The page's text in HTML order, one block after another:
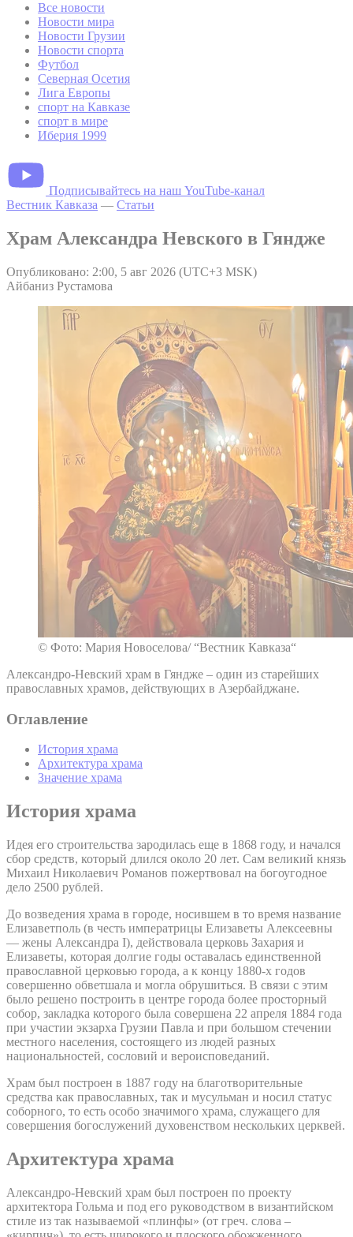
Все новости
Новости мира
Новости Грузии
Новости спорта
Футбол
Северная Осетия
Лига Европы
спорт на Кавказе
спорт в мире
Иберия 1999
Подписывайтесь на наш YouTube-канал
Вестник Кавказа — Статьи
Храм Александра Невского в Гяндже
Опубликовано: 2:00, 5 авг 2026 (UTC+3 MSK)
Айбаниз Рустамова
© Фото: Мария Новоселова/ “Вестник Кавказа“
Александро-Невский храм в Гяндже – один из старейших
православных храмов, действующих в Азербайджане.
Оглавление
История храма
Архитектура храма
Значение храма
История храма
Идея его строительства зародилась еще в 1868 году, и начался
сбор средств, который длился около 20 лет. Сам великий князь
Михаил Николаевич Романов пожертвовал на богоугодное
дело 2500 рублей.
До возведения храма в городе, носившем в то время название
Елизаветполь (в честь императрицы Елизаветы Алексеевны
— жены Александра I), действовала церковь Захария и
Елизаветы, которая долгие годы оставалась единственной
православной церковью города, а к концу 1880-х годов
совершенно обветшала и могла обрушиться. В связи с этим
было решено построить в центре города более просторный
собор, закладка которого была совершена 22 апреля 1884 года
при участии экзарха Грузии Павла и при большом стечении
местного населения, состоящего из людей разных
национальностей, сословий и вероисповеданий.
Храм был построен в 1887 году на благотворительные
средства как православных, так и мусульман и носил статус
соборного, то есть особо значимого храма, служащего для
совершения богослужений духовенством нескольких церквей.
Архитектура храма
Александро-Невский храм был построен по проекту
архитектора Гольма и под его руководством в византийском
стиле из так называемой «плинфы» (от греч. слова –